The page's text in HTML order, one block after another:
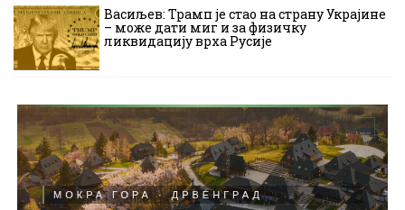
Васиљев: Трамп је стао на страну Украјине
– може дати миг и за физичку
ликвидацију врха Русије